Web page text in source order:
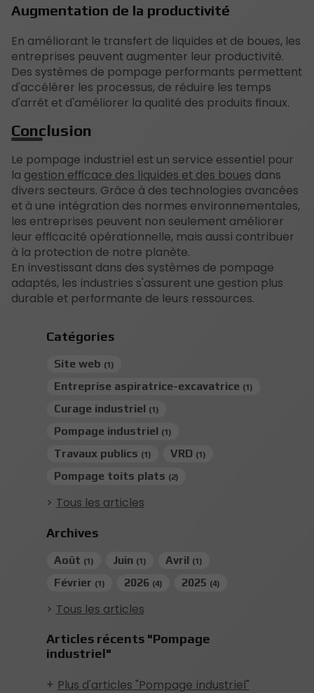
Catégories
Site web (1)
Entreprise aspiratrice-excavatrice (1)
Curage industriel (1)
Pompage industriel (1)
Travaux publics (1) VRD (1)
Pompage toits plats (2)
Tous les articles
Archives
Août (1) Juin (1) Avril (1)
Février (1) 2026 (4) 2025 (4)
Tous les articles
Articles récents "Pompage
industriel"
Plus d'articles "Pompage industriel"
Augmentation de la productivité
En améliorant le transfert de liquides et de boues, les
entreprises peuvent augmenter leur productivité.
Des systèmes de pompage performants permettent
d'accélérer les processus, de réduire les temps
d'arrêt et d'améliorer la qualité des produits finaux.
Conclusion
Le pompage industriel est un service essentiel pour
la gestion efficace des liquides et des boues dans
divers secteurs. Grâce à des technologies avancées
et à une intégration des normes environnementales,
les entreprises peuvent non seulement améliorer
leur efficacité opérationnelle, mais aussi contribuer
à la protection de notre planète.
En investissant dans des systèmes de pompage
adaptés, les industries s'assurent une gestion plus
durable et performante de leurs ressources.